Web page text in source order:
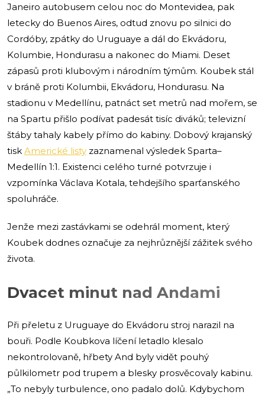
Janeiro autobusem celou noc do Montevidea, pak
letecky do Buenos Aires, odtud znovu po silnici do
Cordóby, zpátky do Uruguaye a dál do Ekvádoru,
Kolumbie, Hondurasu a nakonec do Miami. Deset
zápasů proti klubovým i národním týmům. Koubek stál
v bráně proti Kolumbii, Ekvádoru, Hondurasu. Na
stadionu v Medellínu, patnáct set metrů nad mořem, se
na Spartu přišlo podívat padesát tisíc diváků; televizní
štáby tahaly kabely přímo do kabiny. Dobový krajanský
tisk Americké listy zaznamenal výsledek Sparta–
Medellín 1:1. Existenci celého turné potvrzuje i
vzpomínka Václava Kotala, tehdejšího sparťanského
spoluhráče.
Jenže mezi zastávkami se odehrál moment, který
Koubek dodnes označuje za nejhrůznější zážitek svého
života.
Dvacet minut nad Andami
Při přeletu z Uruguaye do Ekvádoru stroj narazil na
bouři. Podle Koubkova líčení letadlo klesalo
nekontrolovaně, hřbety And byly vidět pouhý
půlkilometr pod trupem a blesky prosvěcovaly kabinu.
„To nebyly turbulence, ono padalo dolů. Kdybychom